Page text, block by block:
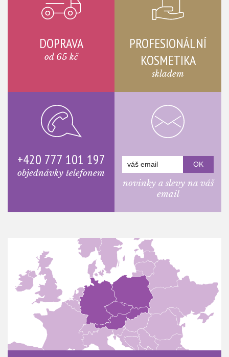
DOPRAVA
od 65 kč
PROFESIONÁLNÍ
KOSMETIKA
skladem
+420 777 101 197
objednávky telefonem
novinky a slevy na váš
email